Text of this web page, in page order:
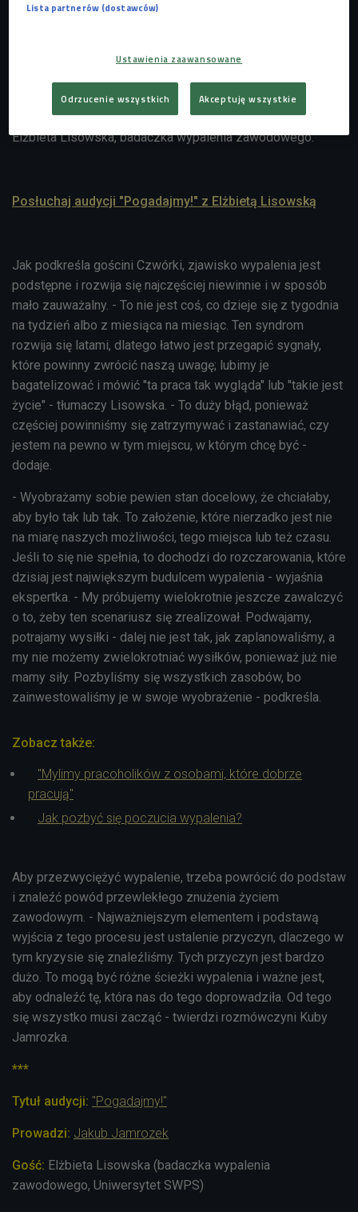
Nie tylko pod względem temperamentów i osobowości, ale
radzenia sobie w sytuacjach, czy też posiadanych innych
wsparcia społecznego. To arcyważny zasób, bo bardzo
potrzeby i skuteczny w sytuacjach kryzysowych - mówi
Elżbieta Lisowska, badaczka wypalenia zawodowego.
Posłuchaj audycji "Pogadajmy!" z Elżbietą Lisowską
Jak podkreśla gościni Czwórki, zjawisko wypalenia jest
podstępne i rozwija się najczęściej niewinnie i w sposób
mało zauważalny. - To nie jest coś, co dzieje się z tygodnia
na tydzień albo z miesiąca na miesiąc. Ten syndrom
rozwija się latami, dlatego łatwo jest przegapić sygnały,
które powinny zwrócić naszą uwagę; lubimy je
bagatelizować i mówić "ta praca tak wygląda" lub "takie jest
życie" - tłumaczy Lisowska. - To duży błąd, ponieważ
częściej powinniśmy się zatrzymywać i zastanawiać, czy
jestem na pewno w tym miejscu, w którym chcę być -
dodaje.
- Wyobrażamy sobie pewien stan docelowy, że chciałaby,
aby było tak lub tak. To założenie, które nierzadko jest nie
na miarę naszych możliwości, tego miejsca lub też czasu.
Jeśli to się nie spełnia, to dochodzi do rozczarowania, które
dzisiaj jest największym budulcem wypalenia - wyjaśnia
ekspertka. - My próbujemy wielokrotnie jeszcze zawalczyć
o to, żeby ten scenariusz się zrealizował. Podwajamy,
potrajamy wysiłki - dalej nie jest tak, jak zaplanowaliśmy, a
my nie możemy zwielokrotniać wysiłków, ponieważ już nie
mamy siły. Pozbyliśmy się wszystkich zasobów, bo
zainwestowaliśmy je w swoje wyobrażenie - podkreśla.
Zobacz także:
"Mylimy pracoholików z osobami, które dobrze
pracują"
Jak pozbyć się poczucia wypalenia?
Aby przezwyciężyć wypalenie, trzeba powrócić do podstaw
i znaleźć powód przewlekłego znużenia życiem
zawodowym. - Najważniejszym elementem i podstawą
wyjścia z tego procesu jest ustalenie przyczyn, dlaczego w
tym kryzysie się znaleźliśmy. Tych przyczyn jest bardzo
dużo. To mogą być różne ścieżki wypalenia i ważne jest,
aby odnaleźć tę, która nas do tego doprowadziła. Od tego
się wszystko musi zacząć - twierdzi rozmówczyni Kuby
Jamrozka.
***
Tytuł audycji: "Pogadajmy!"
Prowadzi: Jakub Jamrozek
Gość: Elżbieta Lisowska (badaczka wypalenia
zawodowego, Uniwersytet SWPS)
Lista partnerów (dostawców)
Ustawienia zaawansowane
Odrzucenie wszystkich Akceptuję wszystkie